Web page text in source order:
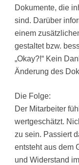
Dokumente, die
sind. Darüber
einem
gestaltet bzw.
„Okay?!“ Kein
Änderung des
Die Folge:
Der Mitarbeiter
wertgeschätzt.
zu sein. Passiert
entsteht aus dem
und Widerstand